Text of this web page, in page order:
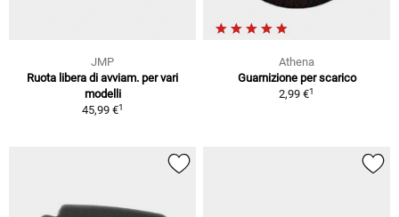
JMP
Ruota libera di avviam. per vari
modelli
45,99 €1
Athena
Guarnizione per scarico
2,99 €1